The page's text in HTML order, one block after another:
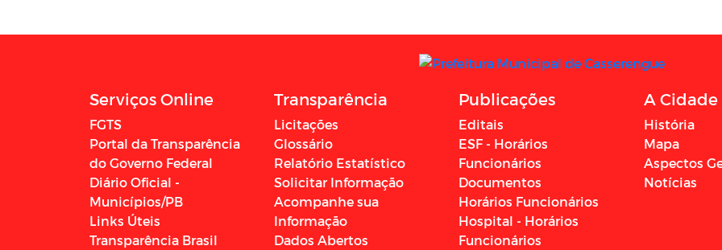
Serviços Online
FGTS
Portal da Transparência
do Governo Federal
Diário Oficial -
Municípios/PB
Links Úteis
Transparência Brasil
Transparência
Licitações
Glossário
Relatório Estatístico
Solicitar Informação
Acompanhe sua
Informação
Dados Abertos
Publicações
Editais
ESF - Horários
Funcionários
Documentos
Horários Funcionários
Hospital - Horários
Funcionários
A Cidade
História
Mapa
Aspectos
Notícias